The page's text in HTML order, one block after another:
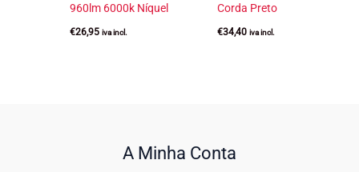
960lm 6000k Níquel
€26,95 iva incl.
Corda Preto
€34,40 iva incl.
A Minha Conta